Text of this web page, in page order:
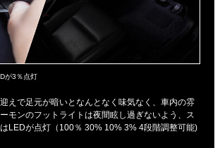
が3％点灯
えで足元が暗いとなんとなく味気なく、車内の雰
モンのフットライトは夜間眩し過ぎないよう、ス
LEDが点灯（100％ 30% 10% 3% 4段階調整可能)